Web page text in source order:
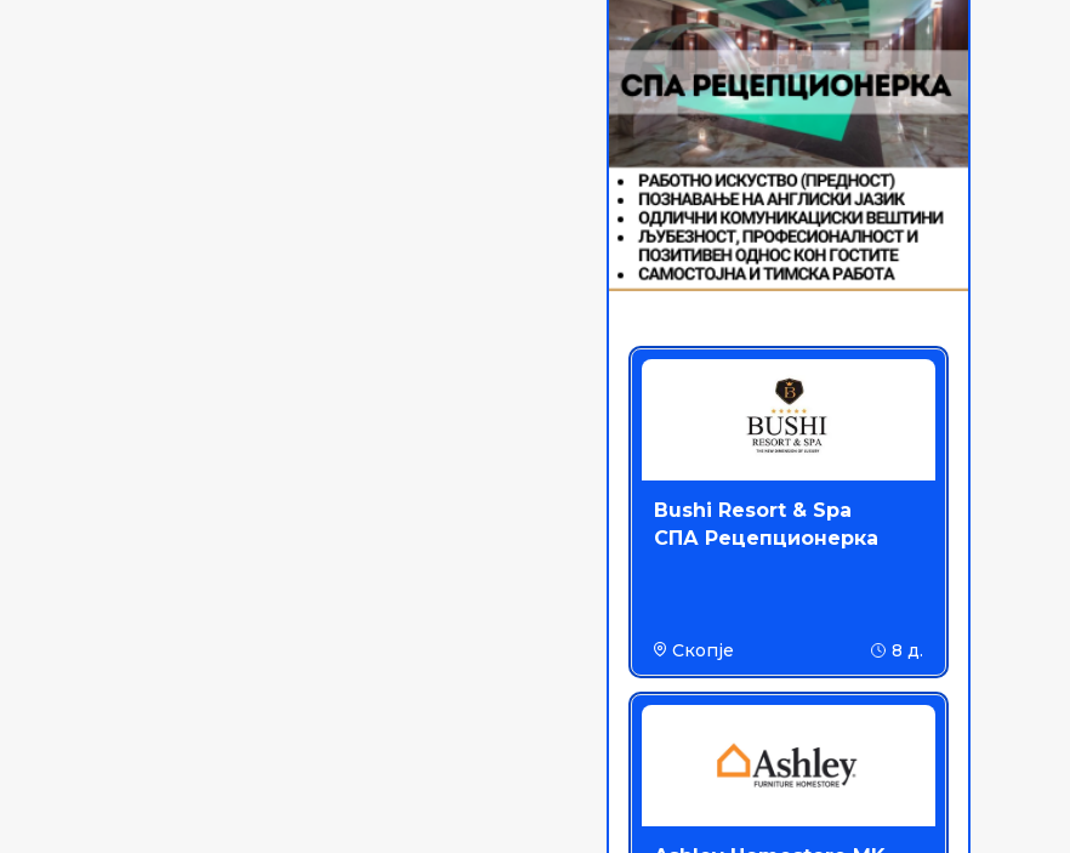
Bushi Resort & Spa
СПА Рецепционерка
Скопје 8 д.